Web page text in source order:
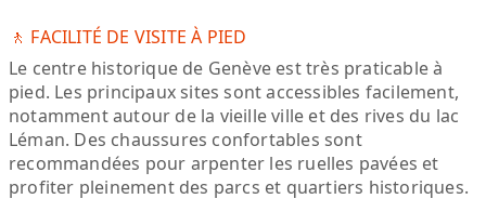
🚶 FACILITÉ DE VISITE À PIED
Le centre historique de Genève est très praticable à
pied. Les principaux sites sont accessibles facilement,
notamment autour de la vieille ville et des rives du lac
Léman. Des chaussures confortables sont
recommandées pour arpenter les ruelles pavées et
profiter pleinement des parcs et quartiers historiques.